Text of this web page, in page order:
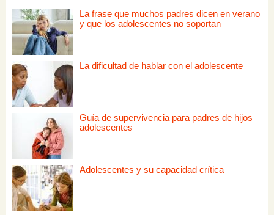
La frase que muchos padres dicen en verano
y que los adolescentes no soportan
La dificultad de hablar con el adolescente
Guía de supervivencia para padres de hijos
adolescentes
Adolescentes y su capacidad crítica